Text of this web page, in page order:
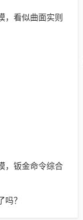
，看似曲面实则
，钣金命令综合
？